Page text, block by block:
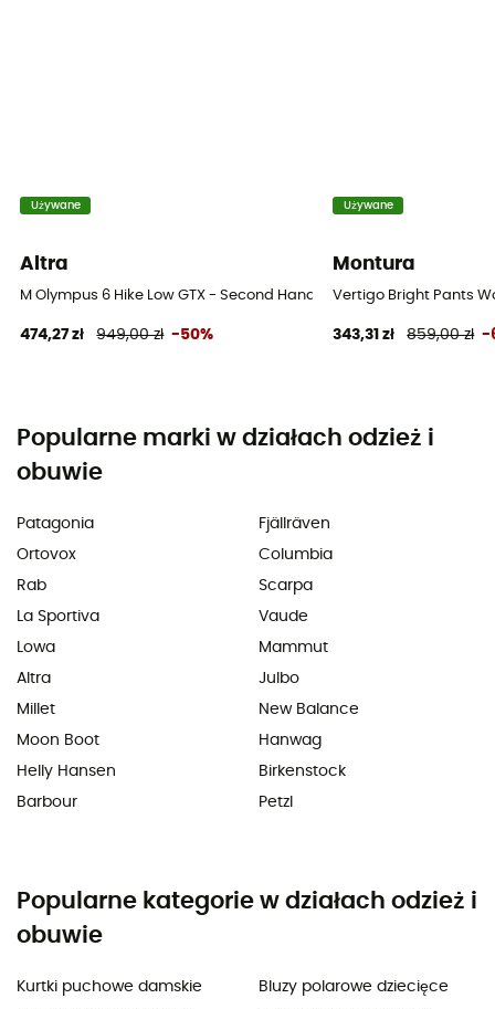
Używane
Altra
M Olympus 6 Hike Low GTX - Second Hand Buty turystyczne
474,27 zł 949,00 zł -50%
Używane
Montura
Vertigo Bright Pants
343,31 zł 859,00 zł -
Popularne marki w działach odzież i
obuwie
Patagonia
Ortovox
Rab
La Sportiva
Lowa
Altra
Millet
Moon Boot
Helly Hansen
Barbour
Fjällräven
Columbia
Scarpa
Vaude
Mammut
Julbo
New Balance
Hanwag
Birkenstock
Petzl
Popularne kategorie w działach odzież i
obuwie
Kurtki puchowe damskie
Bluzy polarowe dziecięce